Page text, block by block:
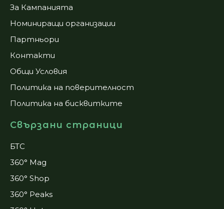
За Кампанията
Номиниращи организации
Партньори
Контакти
Общи Условия
Политика на поверителност
Политика на бисквитките
Свързани страници
БТС
360° Mag
360° Shop
360° Peaks